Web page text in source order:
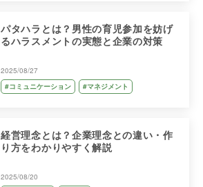
パタハラとは？男性の育児参加を妨げ
るハラスメントの実態と企業の対策
2025/08/27
#コミュニケーション
#マネジメント
経営理念とは？企業理念との違い・作
り方をわかりやすく解説
2025/08/20